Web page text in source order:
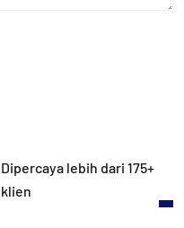
Dipercaya lebih dari 175+
klien